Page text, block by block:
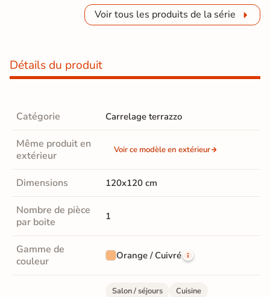
Voir tous les produits de la série
Détails du produit
Catégorie Carrelage terrazzo
Même produit en
extérieur
Voir ce modèle en extérieur
Dimensions 120x120 cm
Nombre de pièce
par boite
1
Gamme de
couleur
Orange / Cuivré
Salon / séjours
Cuisine